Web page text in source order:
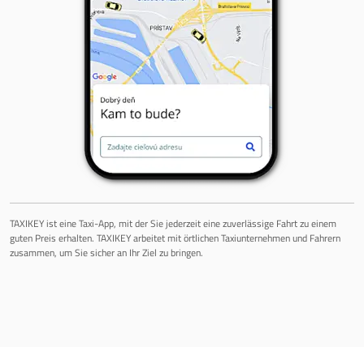
TAXIKEY ist eine Taxi-App, mit der Sie jederzeit eine zuverlässige Fahrt zu einem
guten Preis erhalten. TAXIKEY arbeitet mit örtlichen Taxiunternehmen und Fahrern
zusammen, um Sie sicher an Ihr Ziel zu bringen.